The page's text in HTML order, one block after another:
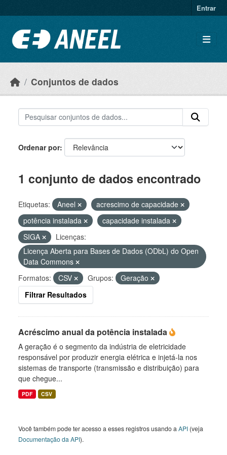
Entrar
Conjuntos de dados
Ordenar por
1 conjunto de dados encontrado
Etiquetas: Aneel
acrescimo de capacidade
potência instalada
capacidade instalada
SIGA
Licenças:
Licença Aberta para Bases de Dados (ODbL) do Open
Data Commons
Formatos:
CSV Grupos:
Geração
Filtrar Resultados
Acréscimo anual da potência instalada
A geração é o segmento da indústria de eletricidade
responsável por produzir energia elétrica e injetá-la nos
sistemas de transporte (transmissão e distribuição) para
que chegue...
PDF CSV
Você também pode ter acesso a esses registros usando a API (veja
Documentação da API).